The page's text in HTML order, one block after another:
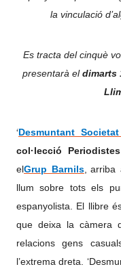
la vinculació
Es tracta del cinquè
presentarà eldimarts
‘Desmuntant
col·lecció Periodistes
elGrup Barnils, arriba
llum sobre tots els
espanyolista. El llibre
que deixa la càmera
relacions gens
l’extrema dreta.